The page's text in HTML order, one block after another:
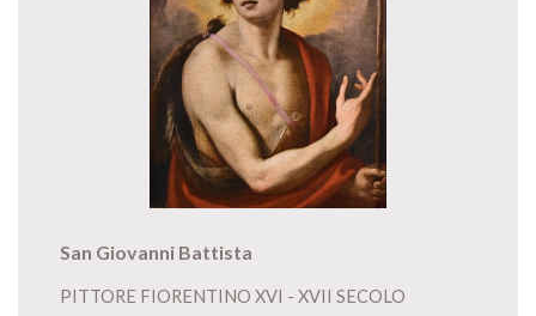
San Giovanni Battista
PITTORE FIORENTINO XVI - XVII SECOLO